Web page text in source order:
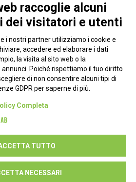
24 - 00198 Roma
Privacy Policy
Seguici su:
raccoglie alcuni
dei visitatori e utenti
i nostri partner utilizziamo i cookie e
accedere ed elaborare i dati
la visita al sito web o la
Poiché rispettiamo il tuo diritto
di non consentire alcuni tipi di
GDPR per saperne di più.
Completa
TUTTO
NECESSARI